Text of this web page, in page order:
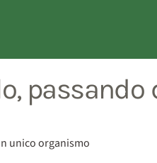
unico organismo